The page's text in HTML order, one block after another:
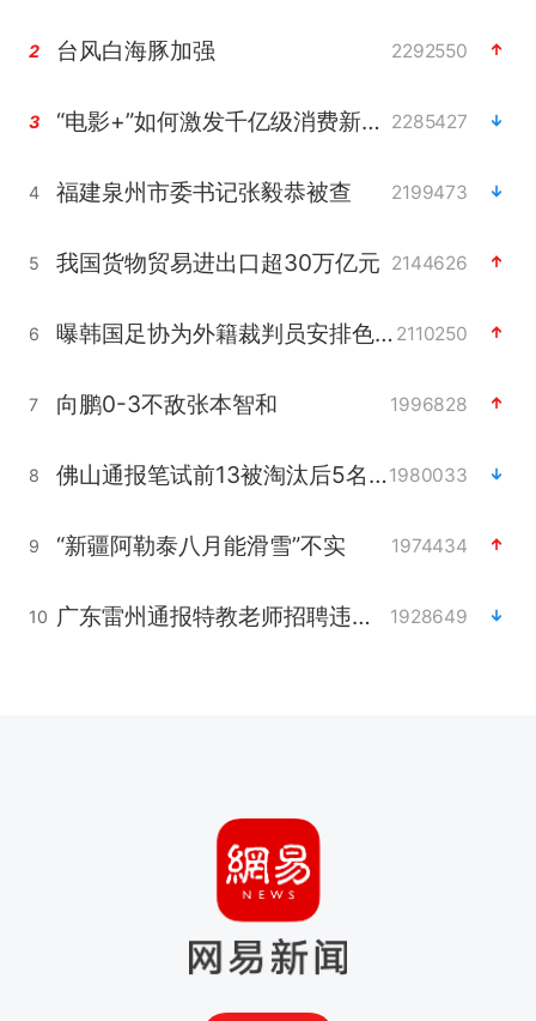
2 台风白海豚加强 2292550
3 “电影+”如何激发千亿级消费新活力？ 2285427
4 福建泉州市委书记张毅恭被查 2199473
5 我国货物贸易进出口超30万亿元 2144626
6 曝韩国足协为外籍裁判员安排色情招待 2110250
7 向鹏0-3不敌张本智和 1996828
8 佛山通报笔试前13被淘汰后5名进体检1980033
9 “新疆阿勒泰八月能滑雪”不实 1974434
10 广东雷州通报特教老师招聘违规事件 1928649